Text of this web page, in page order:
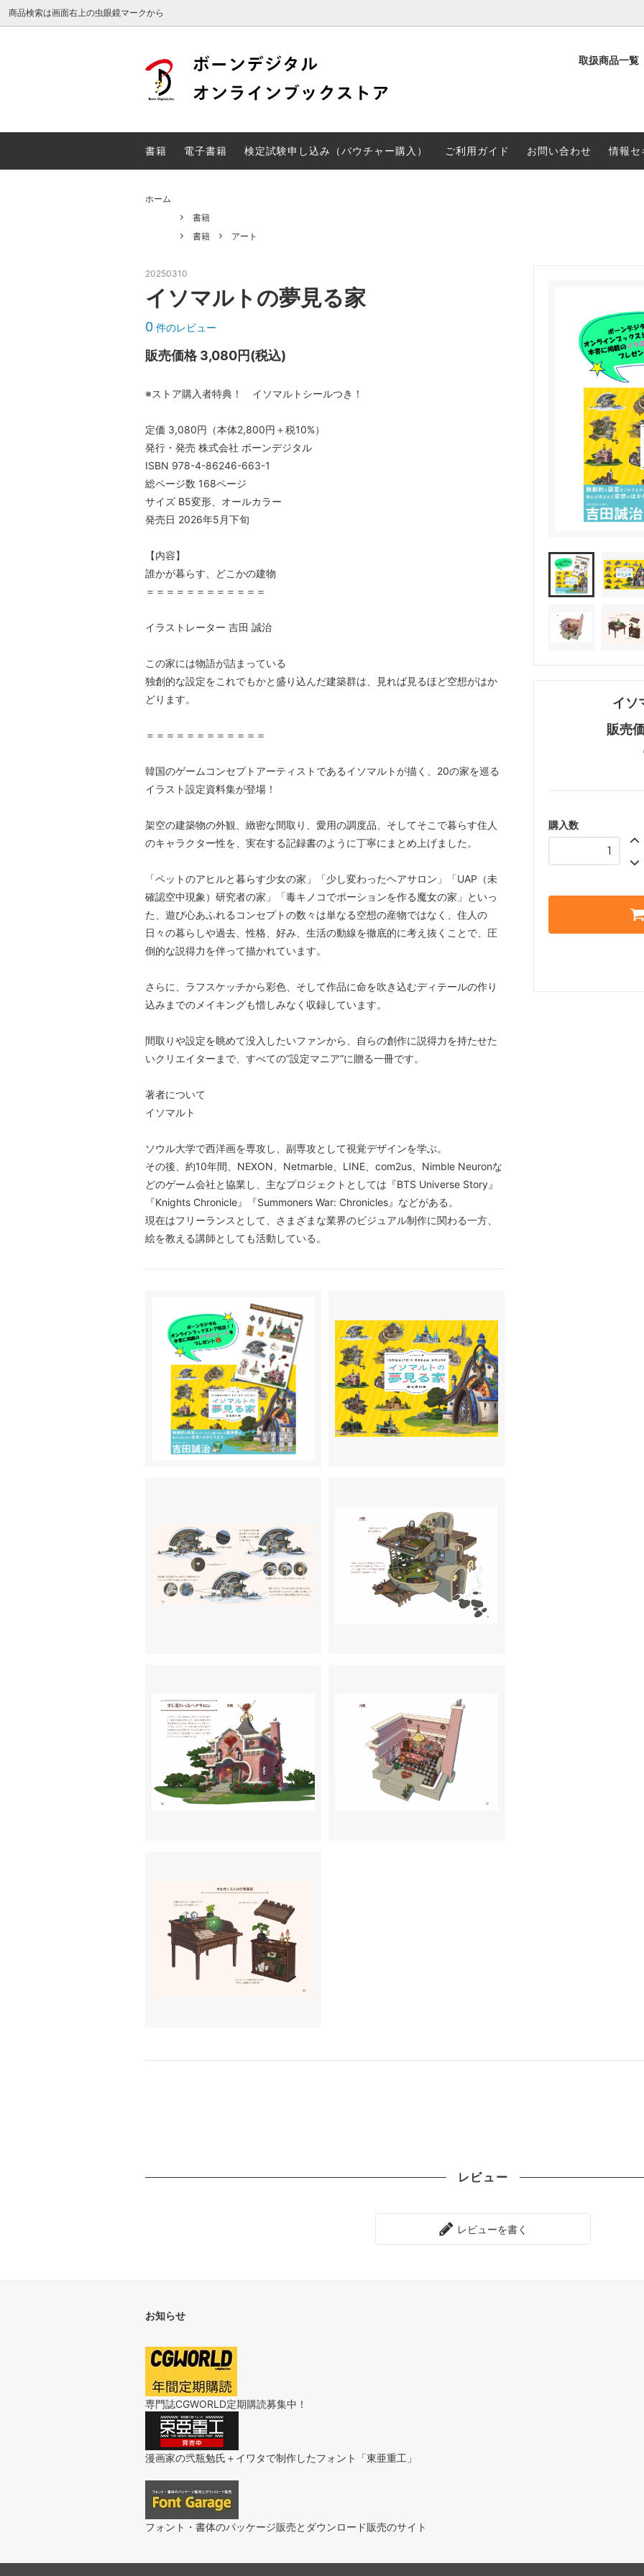
商品検索は画面右上の虫眼鏡マークから
取扱商品一覧
unity関連書籍
書籍 電子書籍 検定試験申し込み（バウチャー購入） ご利用ガイド お問い合わせ 情報セ
ホーム
書籍
書籍
アート
イソ
販売
購入数
20250310
イソマルトの夢見る家
0 件のレビュー
販売価格 3,080円(税込)
※ストア購入者特典！ イソマルトシールつき！
定価 3,080円（本体2,800円＋税10%）
発行・発売 株式会社 ボーンデジタル
ISBN 978-4-86246-663-1
総ページ数 168ページ
サイズ B5変形、オールカラー
発売日 2026年5月下旬
【内容】
誰かが暮らす、どこかの建物
＝＝＝＝＝＝＝＝＝＝＝＝
イラストレーター 吉田 誠治
この家には物語が詰まっている
独創的な設定をこれでもかと盛り込んだ建築群は、見れば見るほど空想がはか
どります。
＝＝＝＝＝＝＝＝＝＝＝＝
韓国のゲームコンセプトアーティストであるイソマルトが描く、20の家を巡る
イラスト設定資料集が登場！
架空の建築物の外観、緻密な間取り、愛用の調度品、そしてそこで暮らす住人
のキャラクター性を、実在する記録書のように丁寧にまとめ上げました。
「ペットのアヒルと暮らす少女の家」「少し変わったヘアサロン」「UAP（未
確認空中現象）研究者の家」「毒キノコでポーションを作る魔女の家」といっ
た、遊び心あふれるコンセプトの数々は単なる空想の産物ではなく、住人の
日々の暮らしや過去、性格、好み、生活の動線を徹底的に考え抜くことで、圧
倒的な説得力を伴って描かれています。
さらに、ラフスケッチから彩色、そして作品に命を吹き込むディテールの作り
込みまでのメイキングも惜しみなく収録しています。
間取りや設定を眺めて没入したいファンから、自らの創作に説得力を持たせた
いクリエイターまで、すべての“設定マニア”に贈る一冊です。
著者について
イソマルト
ソウル大学で西洋画を専攻し、副専攻として視覚デザインを学ぶ。
その後、約10年間、NEXON、Netmarble、LINE、com2us、Nimble Neuronな
どのゲーム会社と協業し、主なプロジェクトとしては『BTS Universe Story』
『Knights Chronicle』『Summoners War: Chronicles』などがある。
現在はフリーランスとして、さまざまな業界のビジュアル制作に関わる一方、
絵を教える講師としても活動している。
レビュー
レビューを書く
お知らせ
専門誌CGWORLD定期購読募集中！
漫画家の弐瓶勉氏＋イワタで制作したフォント「東亜重工」
フォント・書体のパッケージ販売とダウンロード販売のサイト